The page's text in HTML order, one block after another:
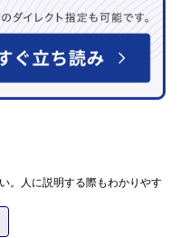
。人に説明する際もわかりやす